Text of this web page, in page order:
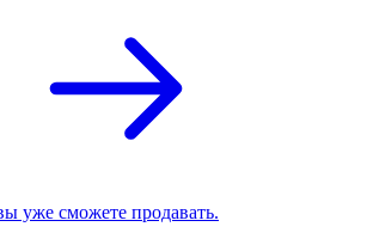
уже сможете продавать.